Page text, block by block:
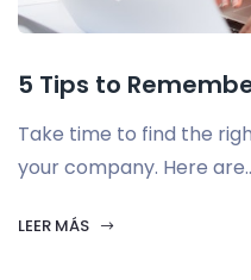
5 Tips to
Take time to find the
your company. Here
LEER MÁS